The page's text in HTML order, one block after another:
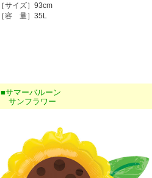
［サイズ］93cm
［容 量］35L
■サマーバルーン
サンフラワー